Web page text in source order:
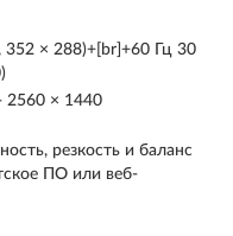
352 × 288)+[br]+60 Гц 30
2560 × 1440
резкость и баланс
ПО или веб-